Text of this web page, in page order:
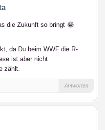
die Zukunft so bringt 😂
da Du beim WWF die R-
ist aber nicht
zählt.
Antworten